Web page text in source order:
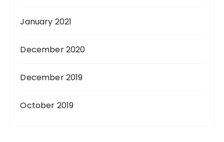
January 2021
December 2020
December 2019
October 2019